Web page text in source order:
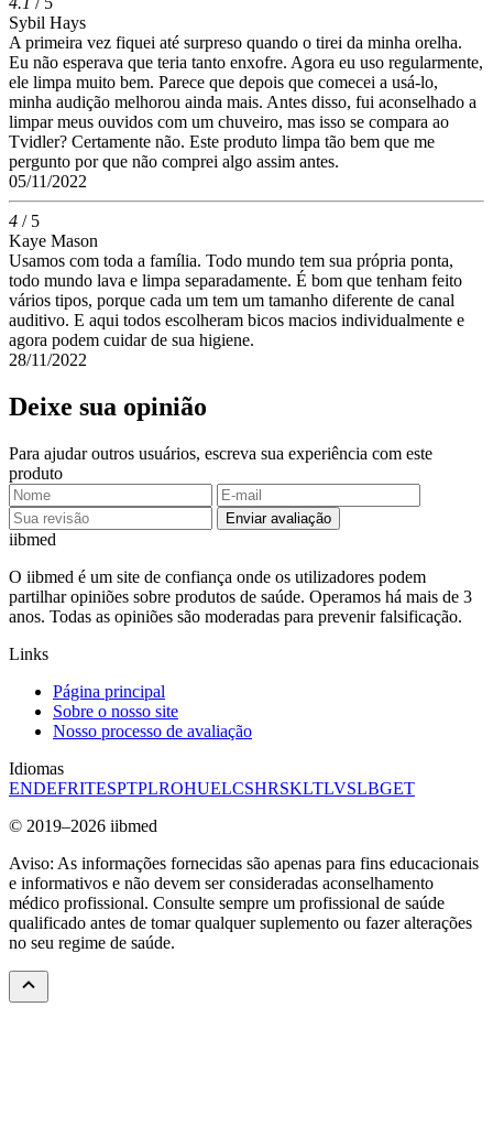
Sybil Hays
A primeira vez fiquei até surpreso quando o tirei da minha orelha.
Eu não esperava que teria tanto enxofre. Agora eu uso regularmente,
ele limpa muito bem. Parece que depois que comecei a usá-lo,
minha audição melhorou ainda mais. Antes disso, fui aconselhado a
limpar meus ouvidos com um chuveiro, mas isso se compara ao
Tvidler? Certamente não. Este produto limpa tão bem que me
pergunto por que não comprei algo assim antes.
05/11/2022
4 / 5
Kaye Mason
Usamos com toda a família. Todo mundo tem sua própria ponta,
todo mundo lava e limpa separadamente. É bom que tenham feito
vários tipos, porque cada um tem um tamanho diferente de canal
auditivo. E aqui todos escolheram bicos macios individualmente e
agora podem cuidar de sua higiene.
28/11/2022
Deixe sua opinião
Para ajudar outros usuários, escreva sua experiência com este
produto
Enviar avaliação
iibmed
O iibmed é um site de confiança onde os utilizadores podem
partilhar opiniões sobre produtos de saúde. Operamos há mais de 3
anos. Todas as opiniões são moderadas para prevenir falsificação.
Links
Página principal
Sobre o nosso site
Nosso processo de avaliação
Idiomas
ENDEFRITESPTPLROHUELCSHRSKLTLVSLBGET
© 2019–2026 iibmed
Aviso: As informações fornecidas são apenas para fins educacionais
e informativos e não devem ser consideradas aconselhamento
médico profissional. Consulte sempre um profissional de saúde
qualificado antes de tomar qualquer suplemento ou fazer alterações
no seu regime de saúde.